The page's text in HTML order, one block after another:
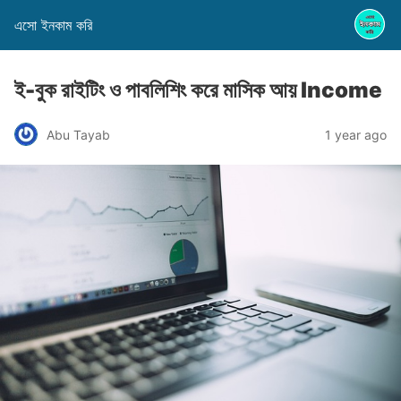
এসো ইনকাম করি
ই-বুক রাইটিং ও পাবলিশিং করে মাসিক আয় Income
Abu Tayab 1 year ago